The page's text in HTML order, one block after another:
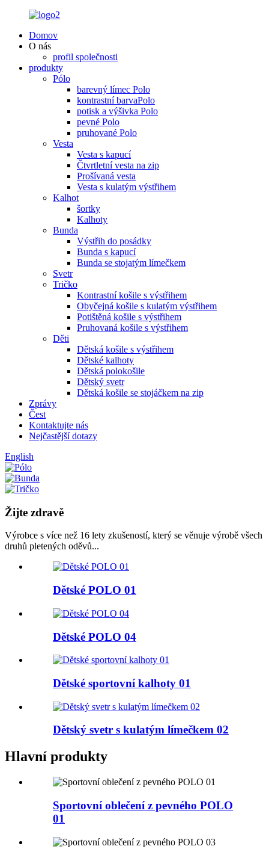
Domov
O nás
profil společnosti
produkty
Pólo
barevný límec Polo
kontrastní barvaPolo
potisk a výšivka Polo
pevné Polo
pruhované Polo
Vesta
Vesta s kapucí
Čtvrtletní vesta na zip
Prošívaná vesta
Vesta s kulatým výstřihem
Kalhot
šortky
Kalhoty
Bunda
Výstřih do posádky
Bunda s kapucí
Bunda se stojatým límečkem
Svetr
Tričko
Kontrastní košile s výstřihem
Obyčejná košile s kulatým výstřihem
Potištěná košile s výstřihem
Pruhovaná košile s výstřihem
Děti
Dětská košile s výstřihem
Dětské kalhoty
Dětská polokošile
Dětský svetr
Dětská košile se stojáčkem na zip
Zprávy
Čest
Kontaktujte nás
Nejčastější dotazy
English
Žijte zdravě
Výrobce s více než 16 lety zkušeností, který se věnuje výrobě všech
druhů pletených oděvů...
Dětské POLO 01
Dětské POLO 04
Dětské sportovní kalhoty 01
Dětský svetr s kulatým límečkem 02
Hlavní produkty
Sportovní oblečení z pevného POLO
01